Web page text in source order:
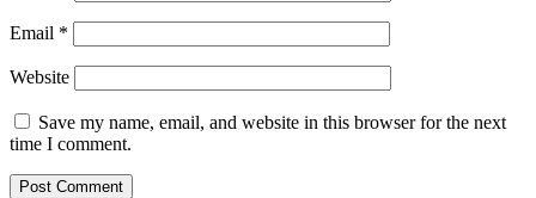
Email *
Website
Save my name, email, and website in this browser for the next
time I comment.